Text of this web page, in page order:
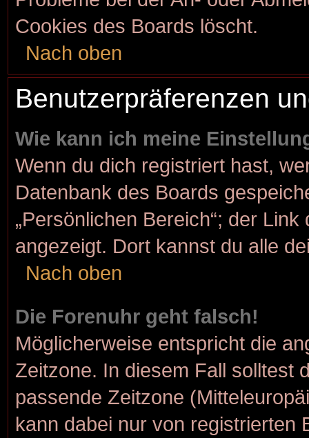
Cookies des Boards löscht.
Nach oben
Benutzerpräferenzen
Wie kann ich meine
Wenn du dich registriert hast,
Datenbank des Boards
„Persönlichen Bereich“; der
angezeigt. Dort kannst du alle
Nach oben
Die Forenuhr geht falsch!
Möglicherweise entspricht die
Zeitzone. In diesem Fall solltest
passende Zeitzone
kann dabei nur von registrierten